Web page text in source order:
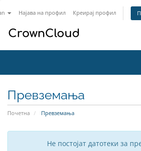
Најава на профил Креирај профил
Превземања
Почетна Превземања
Не постојат датотеки за